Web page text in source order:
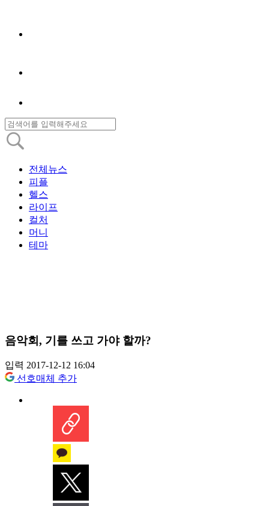
전체뉴스
피플
헬스
라이프
컬처
머니
테마
음악회, 기를 쓰고 가야 할까?
입력 2017-12-12 16:04
선호매체 추가